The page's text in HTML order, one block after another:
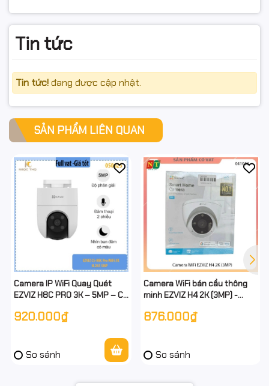
Tin tức
Tin tức!đang được cập nhật.
SẢN PHẨM LIÊN QUAN
Camera IP WiFi Quay Quét
EZVIZ H8C PRO 3K – 5MP – Có
& Đèn – Đàm Thoại 2 Chiều
920.000₫
So sánh
Camera WiFi bán cầu thông
minh EZVIZ H4 2K (3MP) -
876.000₫
So sánh